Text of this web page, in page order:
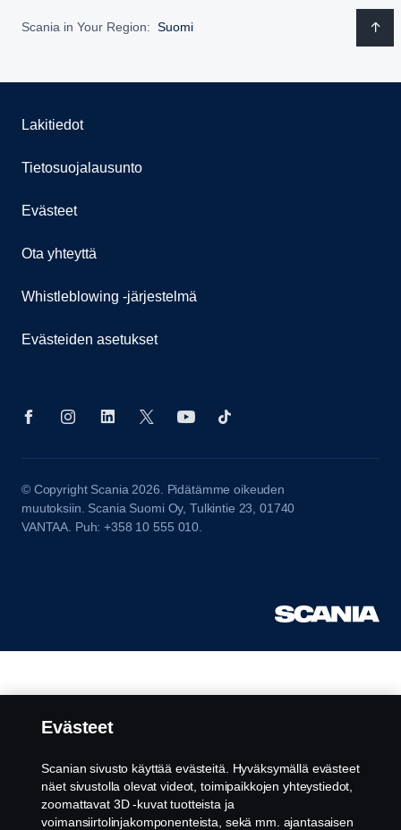
Scania in Your Region: Suomi
Lakitiedot
Tietosuojalausunto
Evästeet
Ota yhteyttä
Whistleblowing -järjestelmä
Evästeiden asetukset
© Copyright Scania 2026. Pidätämme oikeuden
muutoksiin. Scania Suomi Oy, Tulkintie 23, 01740
VANTAA. Puh: +358 10 555 010.
Evästeet
Scanian sivusto käyttää evästeitä. Hyväksymällä evästeet
näet sivustolla olevat videot, toimipaikkojen yhteystiedot,
zoomattavat 3D -kuvat tuotteista ja
voimansiirtolinjakomponenteista, sekä mm. ajantasaisen